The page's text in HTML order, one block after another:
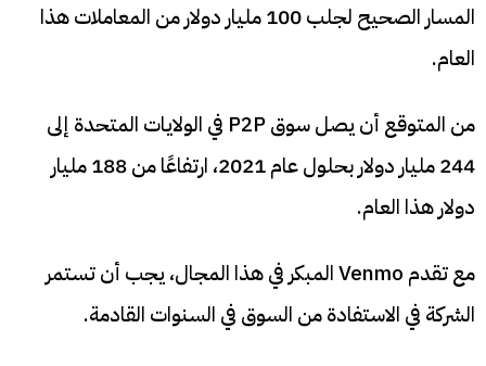
المسار الصحيح لجلب 100 مليار دولار من المعاملات هذا
العام.
من المتوقع أن يصل سوق P2P في الولايات المتحدة إلى
244 مليار دولار بحلول عام 2021، ارتفاعًا من 188 مليار
دولار هذا العام.
مع تقدم Venmo المبكر في هذا المجال، يجب أن تستمر
الشركة في الاستفادة من السوق في السنوات القادمة.